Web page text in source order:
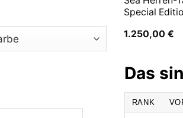
Special
1.250,00€
Das
RANK